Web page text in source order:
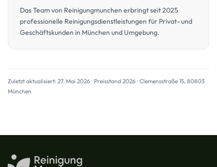
Das Team von Reinigungmunchen erbringt seit 2025
professionelle Reinigungsdienstleistungen für Privat- und
Geschäftskunden in München und Umgebung.
Zuletzt aktualisiert: 27. Mai 2026 · Preisstand 2026 · Clemensstraße 15, 80803
München